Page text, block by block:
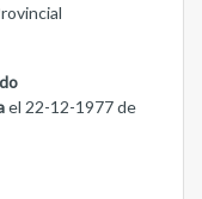
el 22-12-1977 de